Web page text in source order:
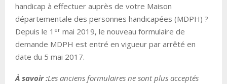
handicap à effectuer auprès de votre Maison
départementale des personnes handicapées (MDPH) ?
Depuis le 1 er mai 2019, le nouveau formulaire de
demande MDPH est entré en vigueur par arrêté en
date du 5 mai 2017.
À savoir :Les anciens formulaires ne sont plus acceptés